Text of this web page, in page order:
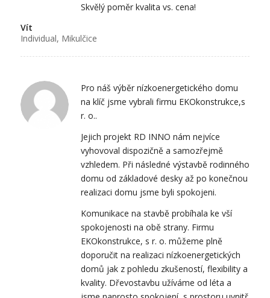
Skvělý poměr kvalita vs. cena!
Vít
Individual, Mikulčice
Pro náš výběr nízkoenergetického domu
na klíč jsme vybrali firmu EKOkonstrukce,s
r. o..
Jejich projekt RD INNO nám nejvíce
vyhovoval dispozičně a samozřejmě
vzhledem. Při následné výstavbě rodinného
domu od základové desky až po konečnou
realizaci domu jsme byli spokojeni.
Komunikace na stavbě probíhala ke vší
spokojenosti na obě strany. Firmu
EKOkonstrukce, s r. o. můžeme plně
doporučit na realizaci nízkoenergetických
domů jak z pohledu zkušeností, flexibility a
kvality. Dřevostavbu užíváme od léta a